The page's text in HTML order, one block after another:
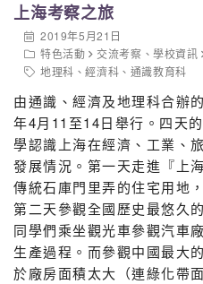
上海考察之旅
2019年5月21日
特色活動
交流考察 、學校資訊
地理科 、經濟科 、 通識教育科
由通識、經濟及地理科合辦
年4月11至14日舉行。四天
學認識上海在經濟、工業、
發展情況。第一天走進『上
傳統石庫門里弄的住宅用地
第二天參觀全國歷史最悠久
同學們乘坐觀光車參觀汽車
生產過程。而參觀中國最大
於廠房面積太大（連綠化帶